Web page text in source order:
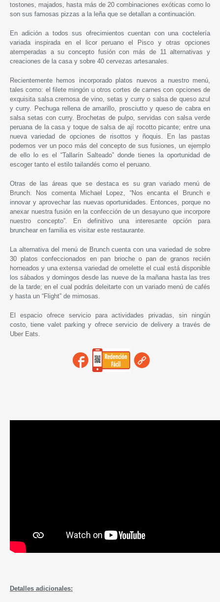
tostones, majados, hasta más de 20 combinaciones exóticas como lo
son sus famosas pizzas a la leña que se detallan a continuación.
En adición a todos sus ofrecimientos cuentan con una coctelería
variada inspirada en el licor peruano el Pisco y otras opciones
atemperadas a su concepto fusión con más de 11 alternativas y
creaciones de la casa y sobre 40 cervezas artesanales.
Recientemente hemos incorporado platos nuevos a nuestro menú,
tales como: el filete mingón u otros cortes de carnes con opciones de
exquisita salsa cremosa de vino, setas y curry o salsa de queso azul
y curry. Pechuga rellena de amarillo, prosciutto y queso de cabra en
salsa setas con curry. Brochetas de pulpo, servidas con salsa verde
peruana de la casa y toque de salsa de ají rocotto picante; entre una
nueva variedad de opciones de risottos y ñoquis. En las pastas
podemos ver un poco más del concepto de sus fusiones, un ejemplo
de ello lo es el “Tallarín Salteado” donde tienes la oportunidad de
escoger tanto el estilo tailandés como el peruano.
Otras de las áreas que se destaca es su gran variado menú de
Brunch. Nos comenta Michael Lopez, “Nos encanta el Brunch e
innovar y aprovechar las nuevas oportunidades. Entonces, porque no
anexar nuestra fusión en la confección de un desayuno que incorpore
nuestro concepto”. En definitivo una interesante opción para
brunchear en familia es visitar este restaurante.
La alternativa del menú de Brunch cuenta con una variedad de sobre
30 platos confeccionados en pan brioche o pan de granos recién
horneados y una extensa variedad de omelette el cual está disponible
los sábados y domingos desde las nueve de la mañana hasta las tres
de la tarde; en el cual podrás deleitarte con un variado menú de cafés
y hasta un “Flight” de mimosas.
El espacio ofrece servicio para actividades privadas, sin ningún
costo, tiene valet parking y ofrece servicio de delivery a través de
Uber Eats.
Detalles adicionales: